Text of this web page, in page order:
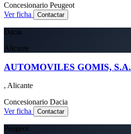
Concesionario Peugeot
Ver ficha
Contactar
Dacia
Alicante
AUTOMOVILES GOMIS, S.A.
, Alicante
Concesionario Dacia
Ver ficha
Contactar
Peugeot